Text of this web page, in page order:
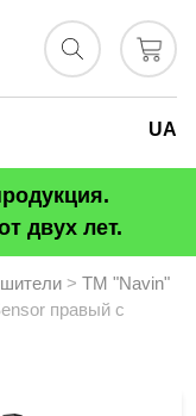
UA
двух лет.
> ТМ "Navin"
правый с